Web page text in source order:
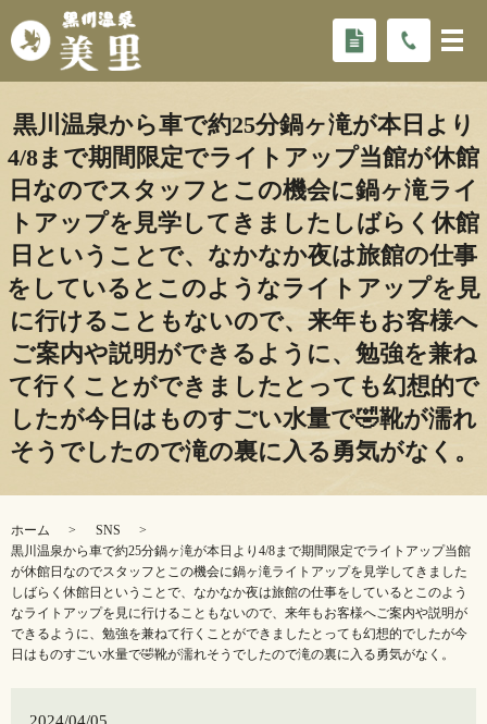
黒川温泉から車で約25分鍋ヶ滝が本日より
4/8まで期間限定でライトアップ当館が休館
日なのでスタッフとこの機会に鍋ヶ滝ライ
トアップを見学してきましたしばらく休館
日ということで、なかなか夜は旅館の仕事
をしているとこのようなライトアップを見
に行けることもないので、来年もお客様へ
ご案内や説明ができるように、勉強を兼ね
て行くことができましたとっても幻想的で
したが今日はものすごい水量で🤣靴が濡れ
そうでしたので滝の裏に入る勇気がなく。
ホーム
SNS
黒川温泉から車で約25分鍋ヶ滝が本日より4/8まで期間限定でライトアップ当館
が休館日なのでスタッフとこの機会に鍋ヶ滝ライトアップを見学してきました
しばらく休館日ということで、なかなか夜は旅館の仕事をしているとこのよう
なライトアップを見に行けることもないので、来年もお客様へご案内や説明が
できるように、勉強を兼ねて行くことができましたとっても幻想的でしたが今
日はものすごい水量で🤣靴が濡れそうでしたので滝の裏に入る勇気がなく。